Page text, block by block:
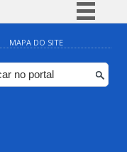
Simplifique!
Comunica BR
Participe
MAPA DO SITE